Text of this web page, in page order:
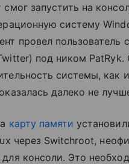
смог запустить на
систему
провел пользователь
под ником PatRyk.
системы, как
далеко не
карту памяти
через Switchroot,
консоли. Это